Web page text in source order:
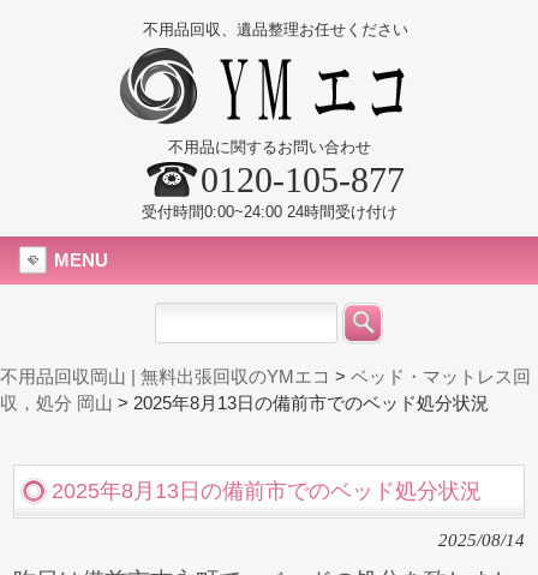
不用品回収、遺品整理お任せください
不用品に関するお問い合わせ
0120-105-877
受付時間0:00~24:00 24時間受け付け
MENU
不用品回収岡山 | 無料出張回収のYMエコ > ベッド・マットレス回
収，処分 岡山 > 2025年8月13日の備前市でのベッド処分状況
2025年8月13日の備前市でのベッド処分状況
2025/08/14